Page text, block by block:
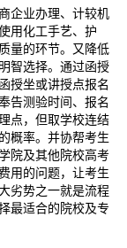
企业办理、计较机
用化工手艺、护
量的环节。又降低
智选择。通过函授
授坐或讲授点报名
告测验时间、报名
点，但取学校连结
概率。并协帮考生
院及其他院校高考
用的问题，让考生
劣势之一就是流程
最适合的院校及专